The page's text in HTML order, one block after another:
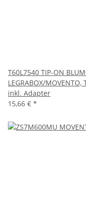
T60L7540 TIP-ON
LEGRABOX/
inkl. Adapter
15,66 € *